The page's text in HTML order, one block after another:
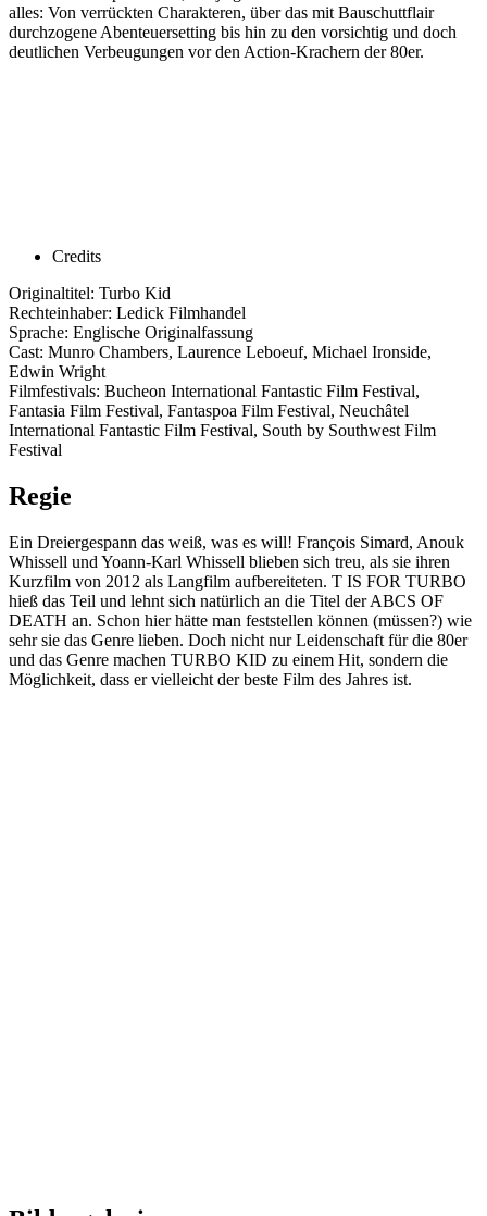
alles: Von verrückten Charakteren, über das mit Bauschuttflair
durchzogene Abenteuersetting bis hin zu den vorsichtig und doch
deutlichen Verbeugungen vor den Action-Krachern der 80er.
Credits
Originaltitel: Turbo Kid
Rechteinhaber: Ledick Filmhandel
Sprache: Englische Originalfassung
Cast: Munro Chambers, Laurence Leboeuf, Michael Ironside,
Edwin Wright
Filmfestivals: Bucheon International Fantastic Film Festival,
Fantasia Film Festival, Fantaspoa Film Festival, Neuchâtel
International Fantastic Film Festival, South by Southwest Film
Festival
Regie
Ein Dreiergespann das weiß, was es will! François Simard, Anouk
Whissell und Yoann-Karl Whissell blieben sich treu, als sie ihren
Kurzfilm von 2012 als Langfilm aufbereiteten. T IS FOR TURBO
hieß das Teil und lehnt sich natürlich an die Titel der ABCS OF
DEATH an. Schon hier hätte man feststellen können (müssen?) wie
sehr sie das Genre lieben. Doch nicht nur Leidenschaft für die 80er
und das Genre machen TURBO KID zu einem Hit, sondern die
Möglichkeit, dass er vielleicht der beste Film des Jahres ist.